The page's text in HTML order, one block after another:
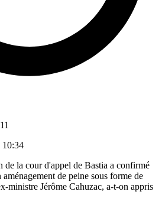
10:34
de la cour d'appel de Bastia a confirmé
de peine sous forme de
ministre Jérôme Cahuzac, a-t-on appris